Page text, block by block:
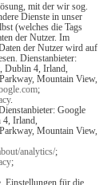
mit der wir sog.
Dienste in unser
(welches die Tags
der Nutzer. Im
der Nutzer wird auf
Dienstanbieter:
Dublin 4, Irland,
Mountain View,
;
.
Google
4, Irland,
Mountain View,
analytics/;
;